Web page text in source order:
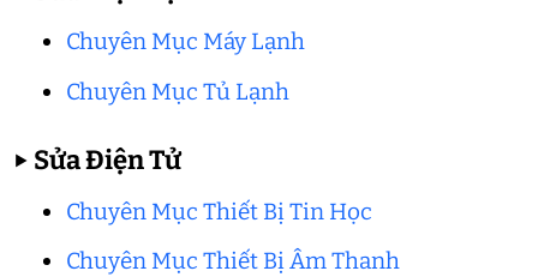
Chuyên Mục Máy Lạnh
Chuyên Mục Tủ Lạnh
▶ Sửa Điện Tử
Chuyên Mục Thiết Bị Tin Học
Chuyên Mục Thiết Bị Âm Thanh